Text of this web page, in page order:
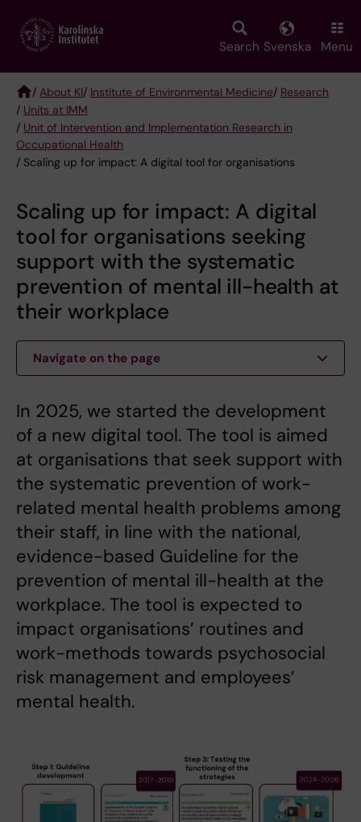
main
Search Svenska Menu
Breadcrumb
/ About KI/ Institute of Environmental Medicine/ Research
/ Units at IMM
/ Unit of Intervention and Implementation Research in
Occupational Health
/ Scaling up for impact: A digital tool for organisations
Scaling up for impact: A digital
tool for organisations seeking
support with the systematic
prevention of mental ill-health at
their workplace
Navigate on the page
In 2025, we started the development
of a new digital tool. The tool is aimed
at organisations that seek support with
the systematic prevention of work-
related mental health problems among
their staff, in line with the national,
evidence-based Guideline for the
prevention of mental ill-health at the
workplace. The tool is expected to
impact organisations’ routines and
work-methods towards psychosocial
risk management and employees’
mental health.